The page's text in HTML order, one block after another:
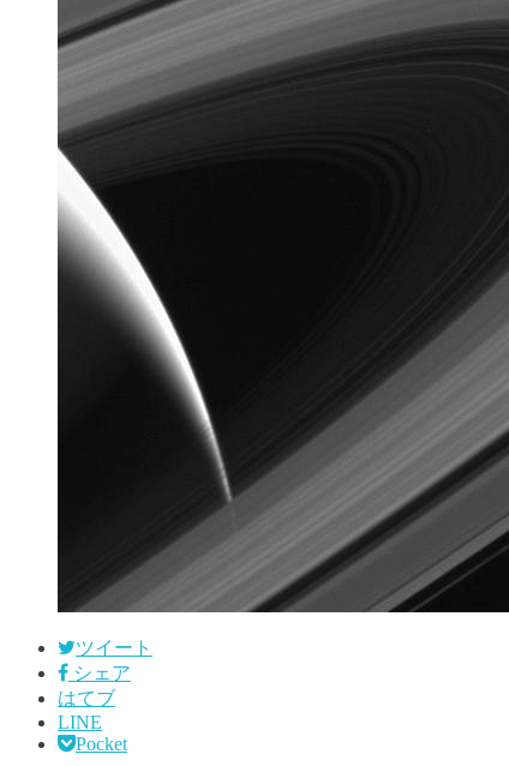
ツイート
シェア
はてブ
LINE
Pocket